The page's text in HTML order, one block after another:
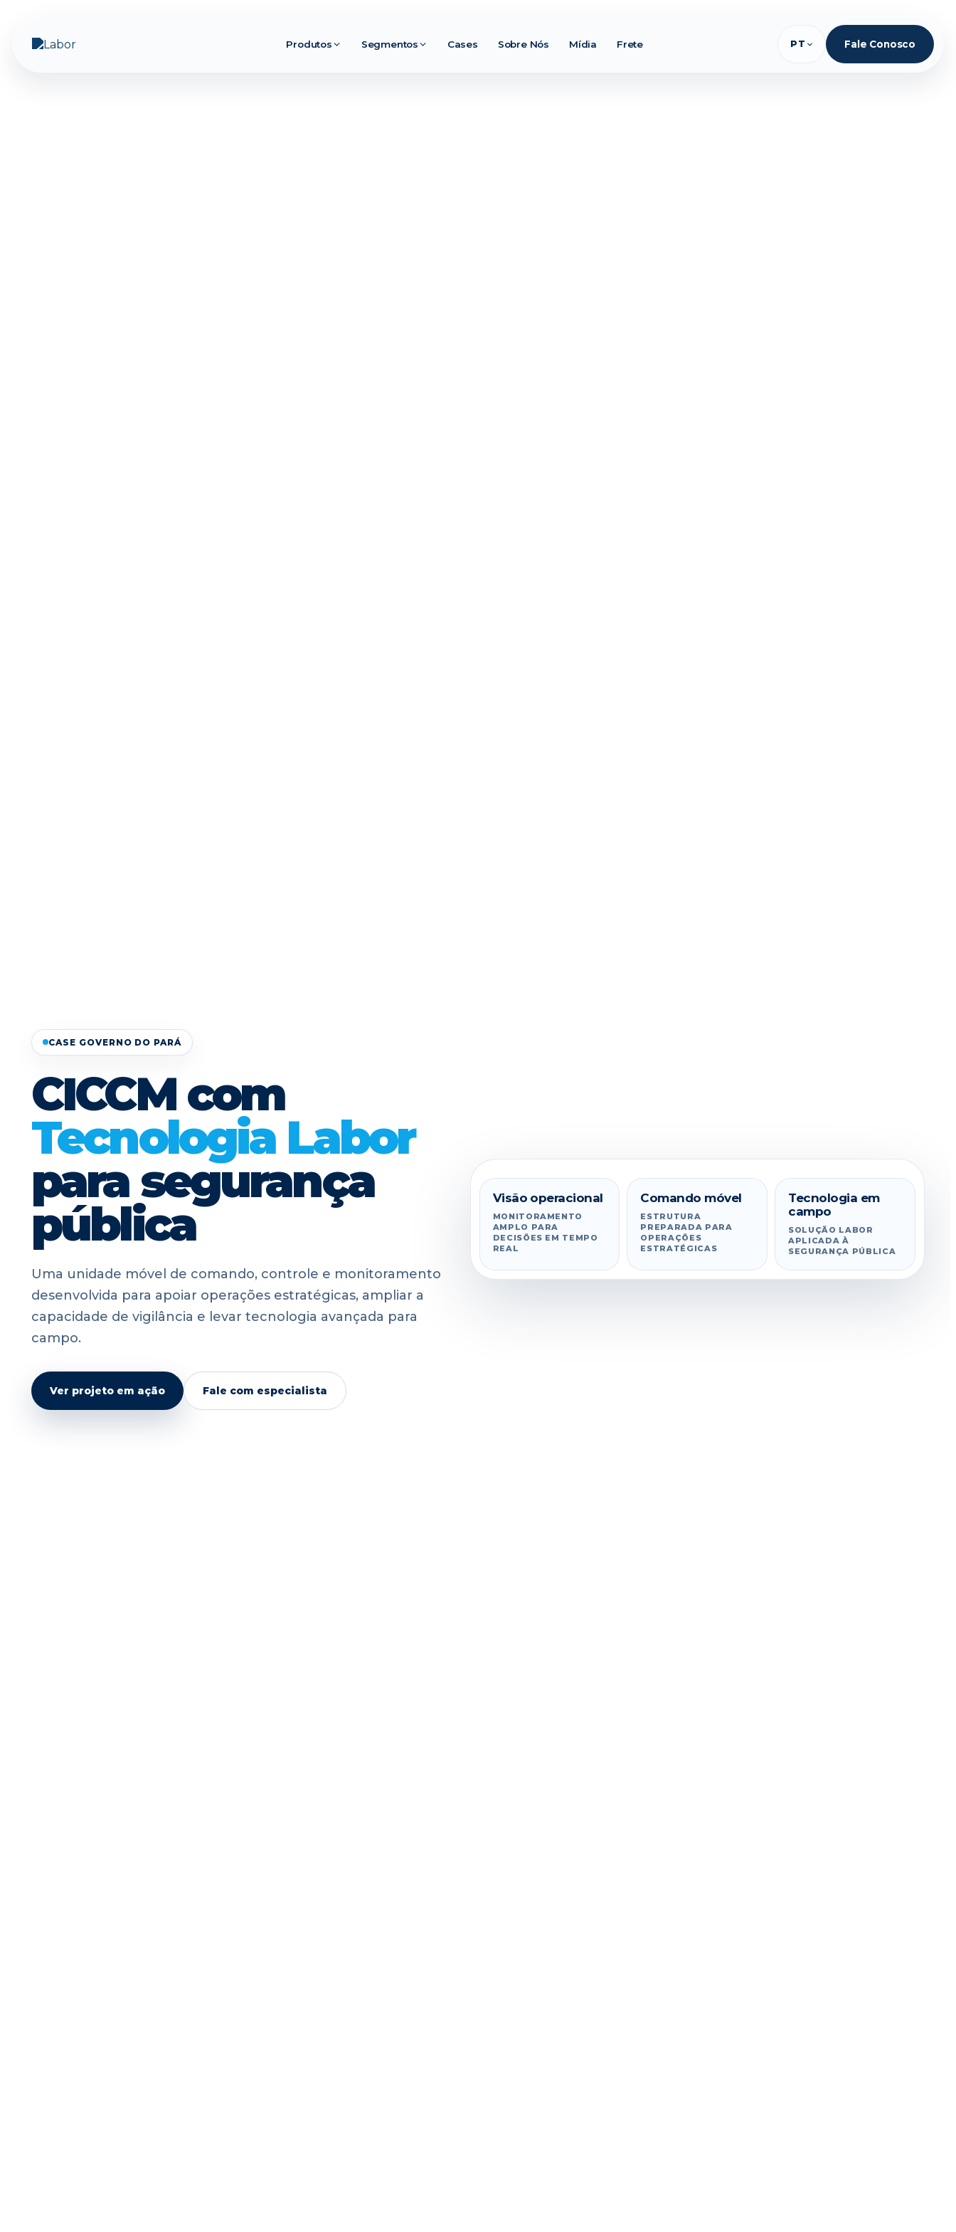
Produtos Segmentos Cases Sobre Nós Mídia Frete PT Fale Conosco
CASE GOVERNO DO PARÁ
CICCM com
Tecnologia Labor
para segurança
pública
Uma unidade móvel de comando, controle e monitoramento
desenvolvida para apoiar operações estratégicas, ampliar a
capacidade de vigilância e levar tecnologia avançada para
campo.
Ver projeto em ação Fale com especialista
MONITORAMENTO 360°
Visão operacional
MONITORAMENTO
AMPLO PARA
DECISÕES EM TEMPO
REAL
Comando móvel
ESTRUTURA
PREPARADA PARA
OPERAÇÕES
ESTRATÉGICAS
Tecnologia em
campo
SOLUÇÃO LABOR
APLICADA À
SEGURANÇA PÚBLICA